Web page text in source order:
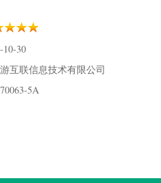
30
互联信息技术有限公司
5A